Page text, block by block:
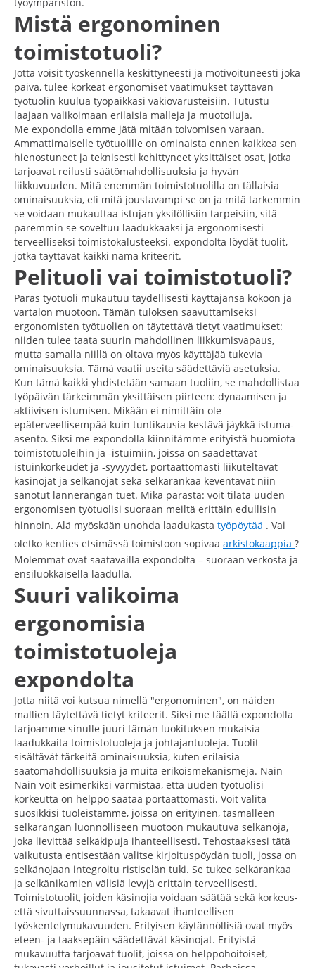
Mistä ergonominen
toimistotuoli?
Jotta voisit työskennellä keskittyneesti ja motivoituneesti joka
päivä, tulee korkeat ergonomiset vaatimukset täyttävän
työtuolin kuulua työpaikkasi vakiovarusteisiin. Tutustu
laajaan valikoimaan erilaisia malleja ja muotoiluja.
Me expondolla emme jätä mitään toivomisen varaan.
Ammattimaiselle työtuolille on ominaista ennen kaikkea sen
hienostuneet ja teknisesti kehittyneet yksittäiset osat, jotka
tarjoavat reilusti säätömahdollisuuksia ja hyvän
liikkuvuuden. Mitä enemmän toimistotuolilla on tällaisia
ominaisuuksia, eli mitä joustavampi se on ja mitä tarkemmin
se voidaan mukauttaa istujan yksilöllisiin tarpeisiin, sitä
paremmin se soveltuu laadukkaaksi ja ergonomisesti
terveelliseksi toimistokalusteeksi. expondolta löydät tuolit,
jotka täyttävät kaikki nämä kriteerit.
Pelituoli vai toimistotuoli?
Paras työtuoli mukautuu täydellisesti käyttäjänsä kokoon ja
vartalon muotoon. Tämän tuloksen saavuttamiseksi
ergonomisten työtuolien on täytettävä tietyt vaatimukset:
niiden tulee taata suurin mahdollinen liikkumisvapaus,
mutta samalla niillä on oltava myös käyttäjää tukevia
ominaisuuksia. Tämä vaatii useita säädettäviä asetuksia.
Kun tämä kaikki yhdistetään samaan tuoliin, se mahdollistaa
työpäivän tärkeimmän yksittäisen piirteen: dynaamisen ja
aktiivisen istumisen. Mikään ei nimittäin ole
epäterveellisempää kuin tuntikausia kestävä jäykkä istuma-
asento. Siksi me expondolla kiinnitämme erityistä huomiota
toimistotuoleihin ja -istuimiin, joissa on säädettävät
istuinkorkeudet ja -syvyydet, portaattomasti liikuteltavat
käsinojat ja selkänojat sekä selkärankaa keventävät niin
sanotut lannerangan tuet. Mikä parasta: voit tilata uuden
ergonomisen työtuolisi suoraan meiltä erittäin edullisin
hinnoin. Älä myöskään unohda laadukasta työpöytää . Vai
oletko kenties etsimässä toimistoon sopivaa arkistokaappia ?
Molemmat ovat saatavailla expondolta – suoraan verkosta ja
ensiluokkaisella laadulla.
Suuri valikoima
ergonomisia
toimistotuoleja
expondolta
Jotta niitä voi kutsua nimellä "ergonominen", on näiden
mallien täytettävä tietyt kriteerit. Siksi me täällä expondolla
tarjoamme sinulle juuri tämän luokituksen mukaisia
laadukkaita toimistotuoleja ja johtajantuoleja. Tuolit
sisältävät tärkeitä ominaisuuksia, kuten erilaisia
säätömahdollisuuksia ja muita erikoismekanismejä. Näin
Näin voit esimerkiksi varmistaa, että uuden työtuolisi
korkeutta on helppo säätää portaattomasti. Voit valita
suosikkisi tuoleistamme, joissa on erityinen, täsmälleen
selkärangan luonnolliseen muotoon mukautuva selkänoja,
joka lievittää selkäkipuja ihanteellisesti. Tehostaaksesi tätä
vaikutusta entisestään valitse kirjoituspöydän tuoli, jossa on
selkänojaan integroitu ristiselän tuki. Se tukee selkärankaa
ja selkänikamien välisiä levyjä erittäin terveellisesti.
Toimistotuolit, joiden käsinojia voidaan säätää sekä korkeus-
että sivuttaissuunnassa, takaavat ihanteellisen
työskentelymukavuuden. Erityisen käytännöllisiä ovat myös
eteen- ja taaksepäin säädettävät käsinojat. Erityistä
mukavuutta tarjoavat tuolit, joissa on helppohoitoiset,